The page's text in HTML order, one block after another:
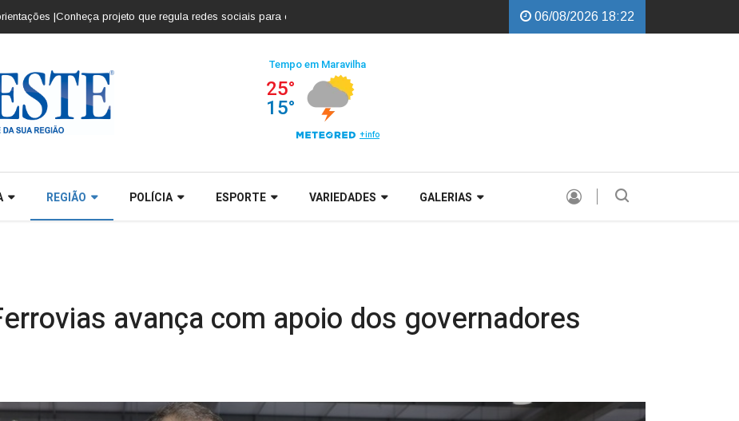
|Conheça projeto que regula redes sociais para crianças e adolescentes | Cobalchini garante instalação de Comissão Especial para avaliar a PEC
06/08/2026 18:22
REGIÃO POLÍCIA ESPORTE VARIEDADES GALERIAS
avança com apoio dos governadores